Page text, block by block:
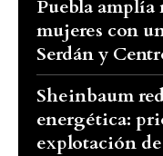
Puebla
mujeres con
Serdán y
Sheinbaum
energética:
explotación